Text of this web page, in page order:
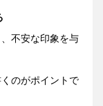
不安な印象を与
のがポイントで